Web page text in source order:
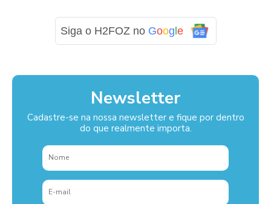
Siga o H2FOZ no Goog e
Newsletter
Cadastre-se na nossa newsletter e fique por dentro
do que realmente importa.